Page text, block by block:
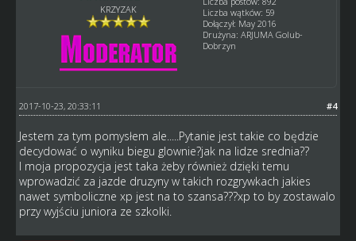
KRZYZAK
Liczba wątków: 59
Dołączył: May 2016
Drużyna: ARJUMA Golub-
Dobrzyn
#4
2017-10-23, 20:33:11
Jestem za tym pomysłem ale.....Pytanie jest takie co będzie
decydować o wyniku biegu glownie?jak na lidze srednia??
I moja propozycja jest taka żeby również dzięki temu
wprowadzić za jazde druzyny w takich rozgrywkach jakies
nawet symboliczne xp jest na to szansa???xp to by zostawalo
przy wyjściu juniora ze szkolki.